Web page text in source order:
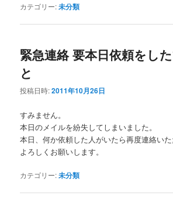
カテゴリー:未分類
緊急連絡 要本日依頼をし
と
投稿日時:2011年10月26日
すみません。
本日のメイルを紛失してしまいました。
本日、何か依頼した人がいたら再度連絡いた
よろしくお願いします。
カテゴリー:未分類